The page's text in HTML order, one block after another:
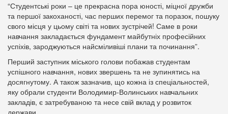
“Студентські роки – це прекрасна пора юності, міцної дружби
та першої закоханості, час перших перемог та поразок, пошуку
свого місця у цьому світі та нових зустрічей! Саме в роки
навчання закладається фундамент майбутніх професійних
успіхів, зароджуються найсміливіші плани та починання”.
Перший заступник міського голови побажав студентам
успішного навчання, нових звершень та не зупинятись на
досягнутому. А також зазначив, що кожна із спеціальностей,
яку обрали студенти Володимир-Волинських навчальних
закладів, є затребуваною та несе свій вклад у розвиток
держави.